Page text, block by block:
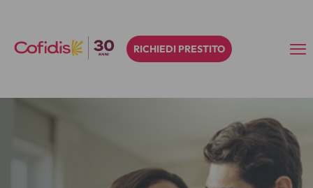
RICHIEDI PRESTITO